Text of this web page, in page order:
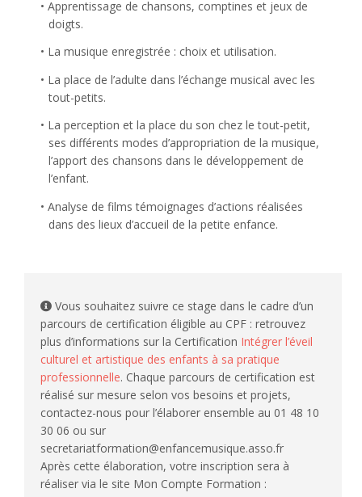
Apprentissage de chansons, comptines et jeux de
doigts.
La musique enregistrée : choix et utilisation.
La place de l’adulte dans l’échange musical avec les
tout-petits.
La perception et la place du son chez le tout-petit,
ses différents modes d’appropriation de la musique,
l’apport des chansons dans le développement de
l’enfant.
Analyse de films témoignages d’actions réalisées
dans des lieux d’accueil de la petite enfance.
Vous souhaitez suivre ce stage dans le cadre d’un
parcours de certification éligible au CPF : retrouvez
plus d’informations sur la Certification Intégrer l’éveil
culturel et artistique des enfants à sa pratique
professionnelle. Chaque parcours de certification est
réalisé sur mesure selon vos besoins et projets,
contactez-nous pour l’élaborer ensemble au 01 48 10
30 06 ou sur
secretariatformation@enfancemusique.asso.fr
Après cette élaboration, votre inscription sera à
réaliser via le site Mon Compte Formation :